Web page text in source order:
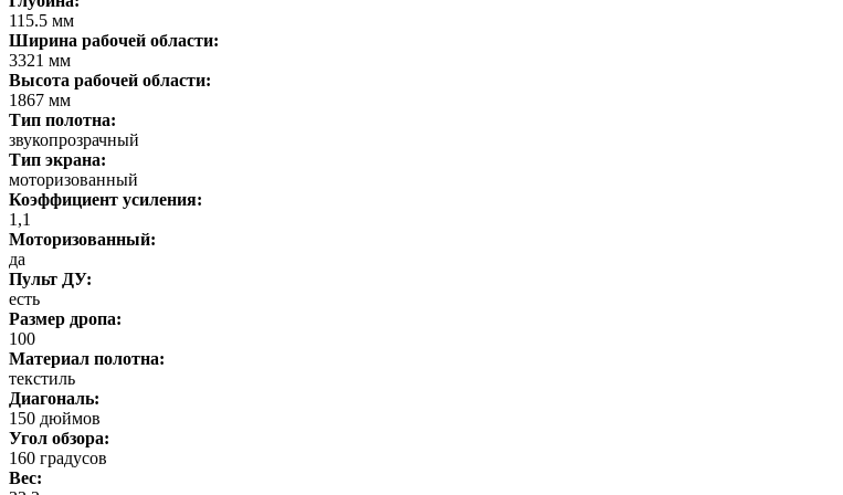
115.5 мм
Ширина рабочей области:
3321 мм
Высота рабочей области:
1867 мм
Тип полотна:
звукопрозрачный
Тип экрана:
моторизованный
Коэффициент усиления:
1,1
Моторизованный:
да
Пульт ДУ:
есть
Размер дропа:
100
Материал полотна:
текстиль
Диагональ:
150 дюймов
Угол обзора:
160 градусов
Вес: